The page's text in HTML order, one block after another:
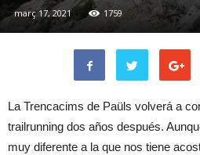
març 17, 2021 1759
La Trencacims de Paüls volverá a
trailrunning dos años después.
muy diferente a la que nos tiene